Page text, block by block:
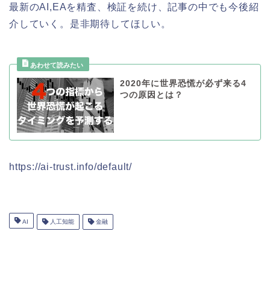
最新のAI,EAを精査、検証を続け、記事の中でも今後紹
介していく。是非期待してほしい。
2020年に世界恐慌が必ず来る4
つの原因とは？
https://ai-trust.info/default/
AI 人工知能 金融